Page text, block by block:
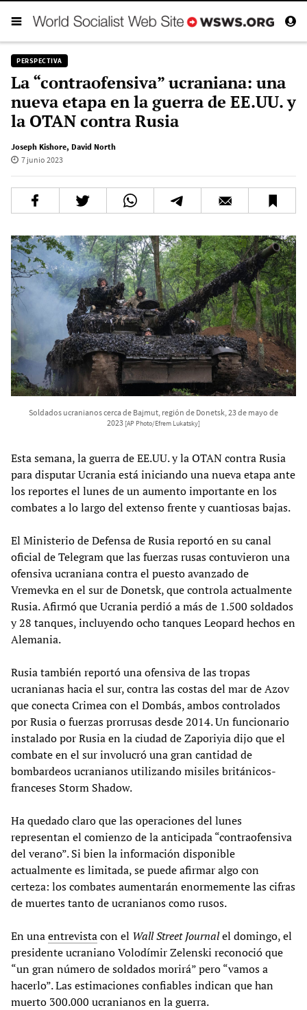
PERSPECTIVA
La “contraofensiva” ucraniana: una
nueva etapa en la guerra de EE.UU. y
la OTAN contra Rusia
Joseph Kishore, David North
7 junio 2023
Soldados ucranianos cerca de Bajmut, región de Donetsk, 23 de mayo de
2023 [AP Photo/Efrem Lukatsky]
Esta semana, la guerra de EE.UU. y la OTAN contra Rusia
para disputar Ucrania está iniciando una nueva etapa ante
los reportes el lunes de un aumento importante en los
combates a lo largo del extenso frente y cuantiosas bajas.
El Ministerio de Defensa de Rusia reportó en su canal
oficial de Telegram que las fuerzas rusas contuvieron una
ofensiva ucraniana contra el puesto avanzado de
Vremevka en el sur de Donetsk, que controla actualmente
Rusia. Afirmó que Ucrania perdió a más de 1.500 soldados
y 28 tanques, incluyendo ocho tanques Leopard hechos en
Alemania.
Rusia también reportó una ofensiva de las tropas
ucranianas hacia el sur, contra las costas del mar de Azov
que conecta Crimea con el Dombás, ambos controlados
por Rusia o fuerzas prorrusas desde 2014. Un funcionario
instalado por Rusia en la ciudad de Zaporiyia dijo que el
combate en el sur involucró una gran cantidad de
bombardeos ucranianos utilizando misiles británicos-
franceses Storm Shadow.
Ha quedado claro que las operaciones del lunes
representan el comienzo de la anticipada “contraofensiva
del verano”. Si bien la información disponible
actualmente es limitada, se puede afirmar algo con
certeza: los combates aumentarán enormemente las cifras
de muertes tanto de ucranianos como rusos.
En unaentrevistacon el Wall Street Journalel domingo, el
presidente ucraniano Volodímir Zelenski reconoció que
“un gran número de soldados morirá” pero “vamos a
hacerlo”. Las estimaciones confiables indican que han
muerto 300.000 ucranianos en la guerra.